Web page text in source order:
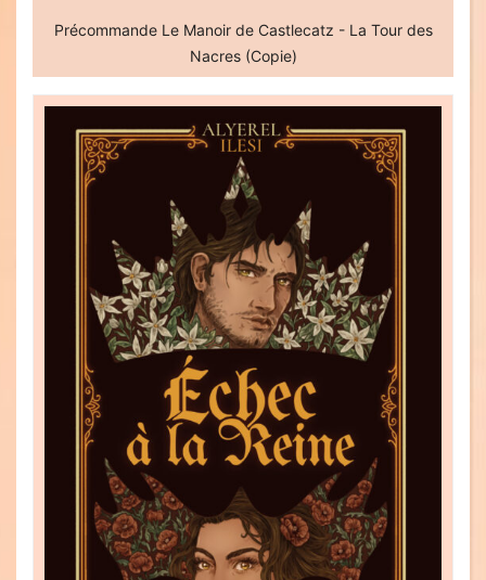
Précommande Le Manoir de Castlecatz - La Tour des
Nacres (Copie)